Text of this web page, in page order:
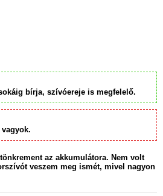
bírja, szívóereje is megfelelő.
az akkumulátora. Nem volt
veszem meg ismét, mivel nagyon